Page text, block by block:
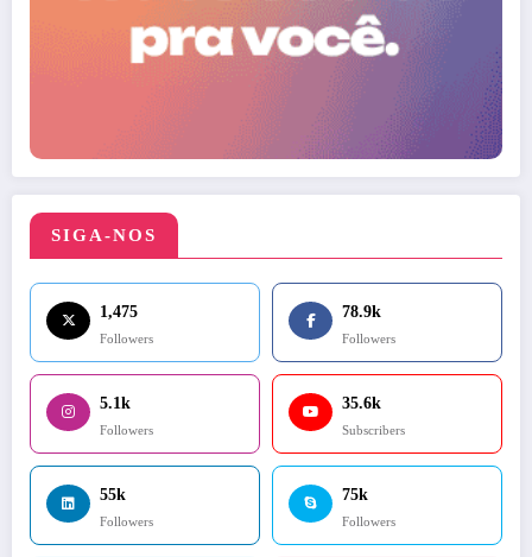
SIGA-NOS
1,475
Followers
78.9k
Followers
5.1k
Followers
35.6k
Subscribers
55k
Followers
75k
Followers